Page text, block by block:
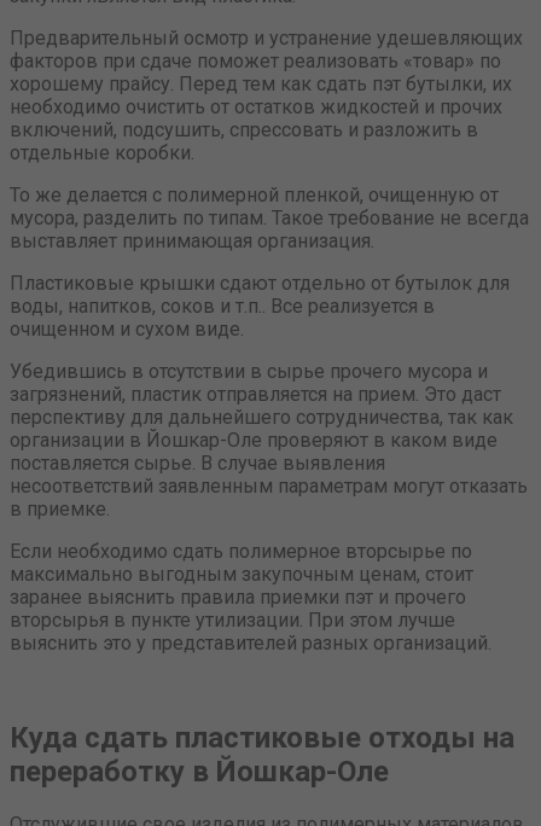
Предварительный осмотр и устранение удешевляющих
факторов при сдаче поможет реализовать «товар» по
хорошему прайсу. Перед тем как сдать пэт бутылки, их
необходимо очистить от остатков жидкостей и прочих
включений, подсушить, спрессовать и разложить в
отдельные коробки.
То же делается с полимерной пленкой, очищенную от
мусора, разделить по типам. Такое требование не всегда
выставляет принимающая организация.
Пластиковые крышки сдают отдельно от бутылок для
воды, напитков, соков и т.п.. Все реализуется в
очищенном и сухом виде.
Убедившись в отсутствии в сырье прочего мусора и
загрязнений, пластик отправляется на прием. Это даст
перспективу для дальнейшего сотрудничества, так как
организации в Йошкар-Оле проверяют в каком виде
поставляется сырье. В случае выявления
несоответствий заявленным параметрам могут отказать
в приемке.
Если необходимо сдать полимерное вторсырье по
максимально выгодным закупочным ценам, стоит
заранее выяснить правила приемки пэт и прочего
вторсырья в пункте утилизации. При этом лучше
выяснить это у представителей разных организаций.
Куда сдать пластиковые отходы на
переработку в Йошкар-Оле